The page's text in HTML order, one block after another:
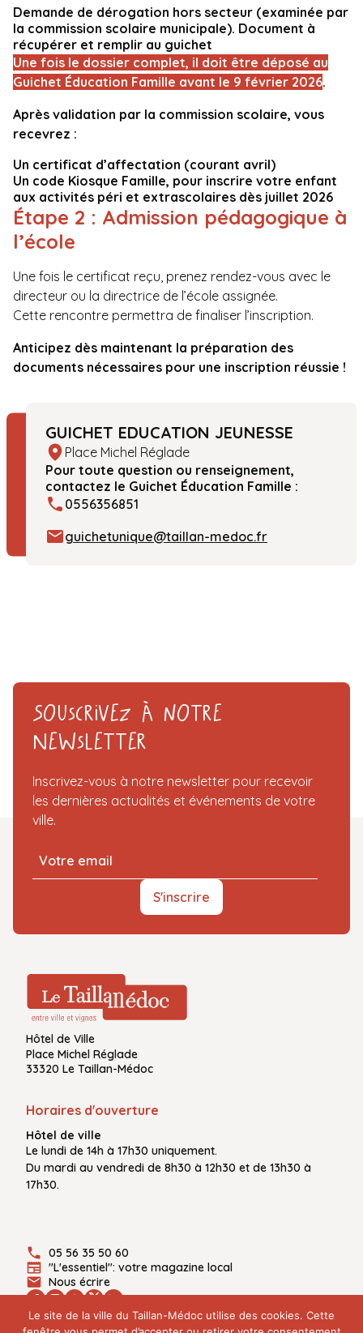
Demande de dérogation hors secteur (examinée par
la commission scolaire municipale). Document à
récupérer et remplir au guichet
Une fois le dossier complet, il doit être déposé au
Guichet Éducation Famille avant le 9 février 2026.
Après validation par la commission scolaire, vous
recevrez :
Un certificat d’affectation (courant avril)
Un code Kiosque Famille, pour inscrire votre enfant
aux activités péri et extrascolaires dès juillet 2026
Étape 2 : Admission pédagogique à
l’école
Une fois le certificat reçu, prenez rendez-vous avec le
directeur ou la directrice de l’école assignée.
Cette rencontre permettra de finaliser l’inscription.
Anticipez dès maintenant la préparation des
documents nécessaires pour une inscription réussie !
GUICHET EDUCATION JEUNESSE
Place Michel Réglade
Pour toute question ou renseignement,
contactez le Guichet Éducation Famille :
0556356851
guichetunique@taillan-medoc.fr
Souscrivez à notre
Newsletter
Inscrivez-vous à notre newsletter pour recevoir
les dernières actualités et événements de votre
ville.
S'inscrire
Hôtel de Ville
Place Michel Réglade
33320 Le Taillan-Médoc
Horaires d'ouverture
Hôtel de ville
Le lundi de 14h à 17h30 uniquement.
Du mardi au vendredi de 8h30 à 12h30 et de 13h30 à
17h30.
05 56 35 50 60
"L'essentiel": votre magazine local
Nous écrire
Le site de la ville du Taillan-Médoc utilise des cookies. Cette